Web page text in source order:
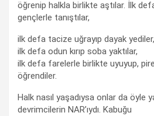
öğrenip halkla birlikte aştılar. İlk
gençlerle tanıştılar,
ilk defa tacize uğrayıp dayak yediler,
ilk defa odun kırıp soba yaktılar,
ilk defa farelerle birlikte uyuyup,
öğrendiler.
Halk nasıl yaşadıysa onlar da öyle
devrimcilerin NAR’ıydı. Kabuğu